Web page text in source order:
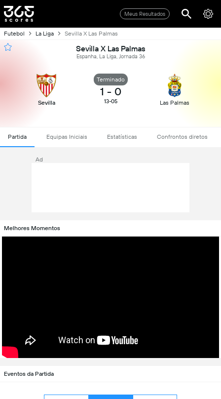
Meus Resultados
Futebol La Liga Sevilla X Las Palmas
Sevilla X Las Palmas
Espanha, La Liga, Jornada 36
Sevilla
Terminado
1 - 0
13-05 Las Palmas
Partida Equipas Iniciais Estatísticas Confrontos diretos
Ad
Melhores Momentos
Eventos da Partida